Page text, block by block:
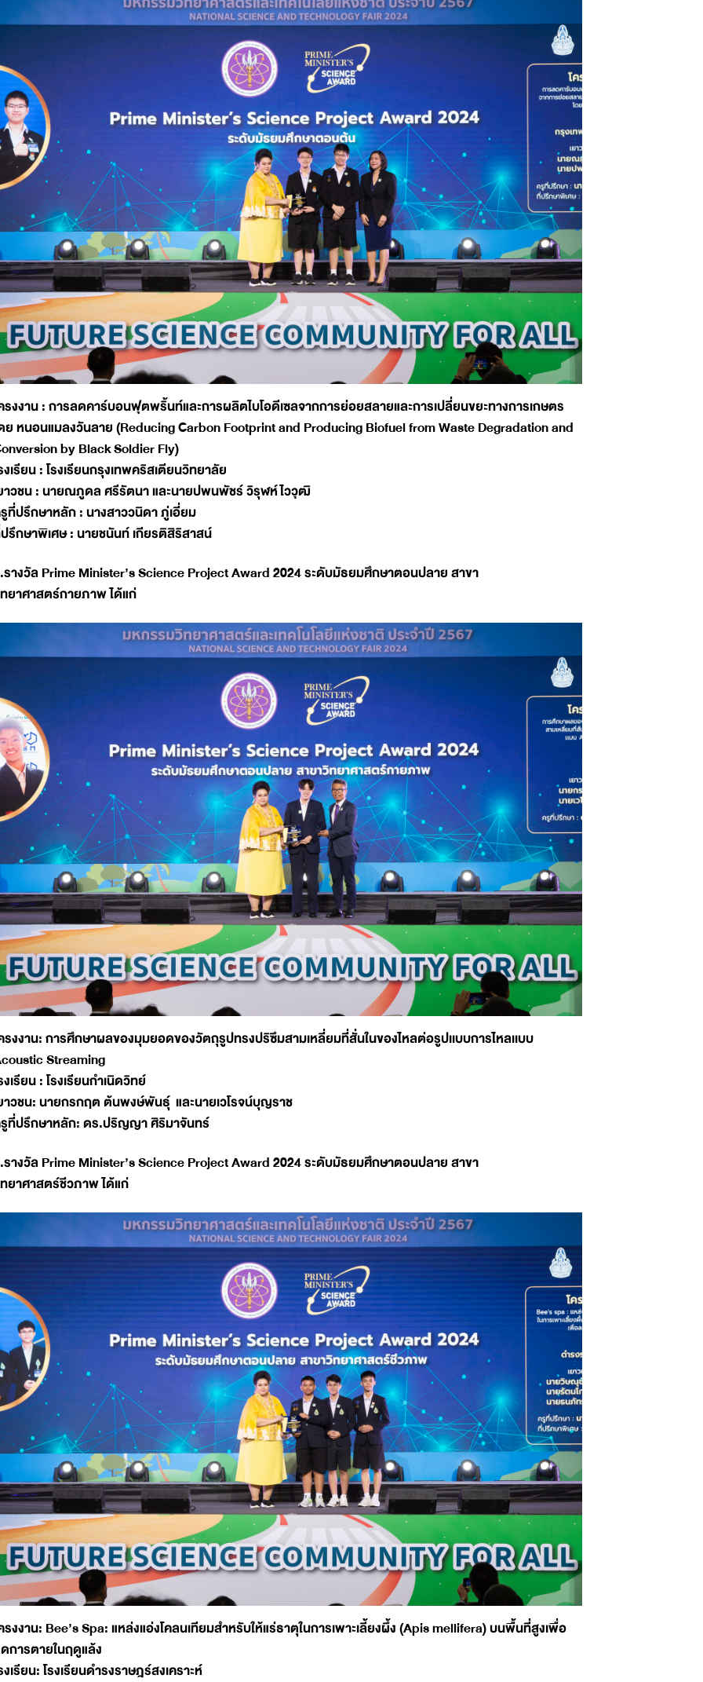
รงงาน : การลดคาร์บอนฟุตพริ้นท์และการผลิตไบโอดีเซลจากการย่อยสลายและการเปลี่ยนขยะทางการเกษตร
ย หนอนแมลงวันลาย (Reducing Carbon Footprint and Producing Biofuel from Waste Degradation and
by Black Soldier Fly)
งเรียน : โรงเรียนกรุงเทพคริสเตียนวิทยาลัย
าวชน : นายณภูดล ศรีรัตนา และนายปพนพัชร์ วิรุฬห์ไววุฒิ
ที่ปรึกษาหลัก : นางสาววนิดา ภู่เอี่ยม
รึกษาพิเศษ : นายชนันท์ เกียรติสิริสาสน์
างวัล Prime Minister’s Science Project Award 2024 ระดับมัธยมศึกษาตอนปลาย สาขา
ยาศาสตร์กายภาพ ได้แก่
รงงาน: การศึกษาผลของมุมยอดของวัตถุรูปทรงปริซึมสามเหลี่ยมที่สั่นในของไหลต่อรูปเเบบการไหลเเบบ
Streaming
งเรียน : โรงเรียนกำเนิดวิทย์
าวชน: นายกรกฤต ต้นพงษ์พันธุ์ และนายเวโรจน์บุญราช
ที่ปรึกษาหลัก: ดร.ปริญญา ศิริมาจันทร์
างวัล Prime Minister’s Science Project Award 2024 ระดับมัธยมศึกษาตอนปลาย สาขา
ยาศาสตร์ชีวภาพ ได้แก่
รงงาน: Bee’s Spa: แหล่งแอ่งโคลนเทียมสำหรับให้แร่ธาตุในการเพาะเลี้ยงผึ้ง (Apis mellifera) บนพื้นที่สูงเพื่อ
การตายในฤดูแล้ง
งเรียน: โรงเรียนดำรงราษฎร์สงเคราะห์